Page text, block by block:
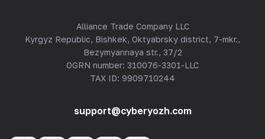
Alliance Trade Company LLC
Kyrgyz Republic, Bishkek, Oktyabrsky district, 7-mkr.,
Bezymyannaya str., 37/2
OGRN number: 310076-3301-LLC
TAX ID: 9909710244
support@cyberyozh.com